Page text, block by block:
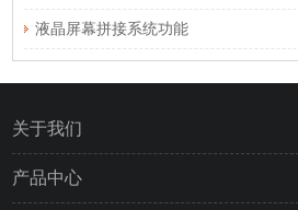
液晶屏幕拼接系统功能
关于我们
产品中心